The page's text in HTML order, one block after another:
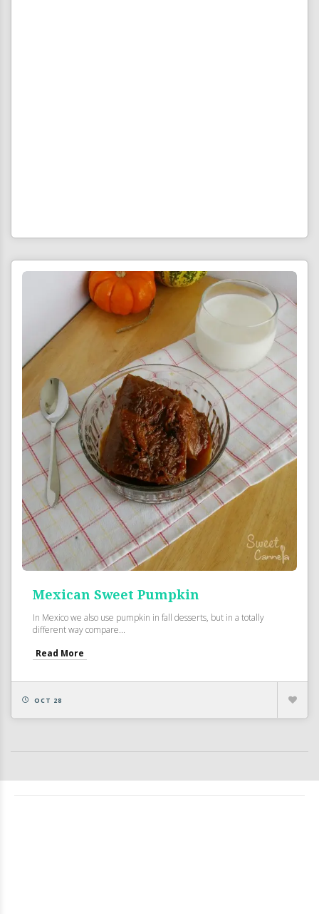
Mexican Sweet Pumpkin
In Mexico we also use pumpkin in fall desserts, but in a totally
different way compare...
Read More
OCT 28